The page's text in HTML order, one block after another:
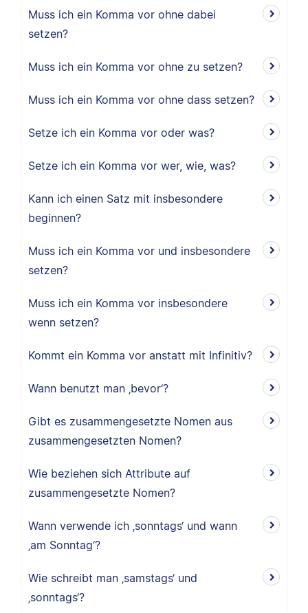
Muss ich ein Komma vor ohne dabei
setzen?
Muss ich ein Komma vor ohne zu setzen?
Muss ich ein Komma vor ohne dass setzen?
Setze ich ein Komma vor oder was?
Setze ich ein Komma vor wer, wie, was?
Kann ich einen Satz mit insbesondere
beginnen?
Muss ich ein Komma vor und insbesondere
setzen?
Muss ich ein Komma vor insbesondere
wenn setzen?
Kommt ein Komma vor anstatt mit Infinitiv?
Wann benutzt man ‚bevor‘?
Gibt es zusammengesetzte Nomen aus
zusammengesetzten Nomen?
Wie beziehen sich Attribute auf
zusammengesetzte Nomen?
Wann verwende ich ‚sonntags‘ und wann
‚am Sonntag‘?
Wie schreibt man ‚samstags‘ und
‚sonntags‘?